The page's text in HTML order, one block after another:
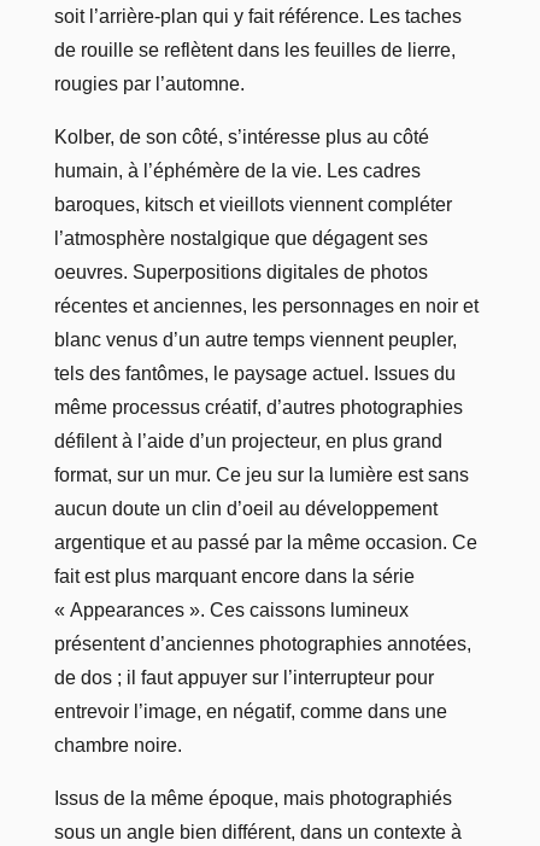
soit l’arrière-plan qui y fait référence. Les taches
de rouille se reflètent dans les feuilles de lierre,
rougies par l’automne.
Kolber, de son côté, s’intéresse plus au côté
humain, à l’éphémère de la vie. Les cadres
baroques, kitsch et vieillots viennent compléter
l’atmosphère nostalgique que dégagent ses
oeuvres. Superpositions digitales de photos
récentes et anciennes, les personnages en noir et
blanc venus d’un autre temps viennent peupler,
tels des fantômes, le paysage actuel. Issues du
même processus créatif, d’autres photographies
défilent à l’aide d’un projecteur, en plus grand
format, sur un mur. Ce jeu sur la lumière est sans
aucun doute un clin d’oeil au développement
argentique et au passé par la même occasion. Ce
fait est plus marquant encore dans la série
« Appearances ». Ces caissons lumineux
présentent d’anciennes photographies annotées,
de dos ; il faut appuyer sur l’interrupteur pour
entrevoir l’image, en négatif, comme dans une
chambre noire.
Issus de la même époque, mais photographiés
sous un angle bien différent, dans un contexte à